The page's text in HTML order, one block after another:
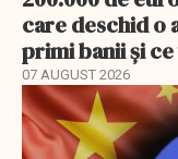
care deschid o
primi banii și
07 AUGUST 2026